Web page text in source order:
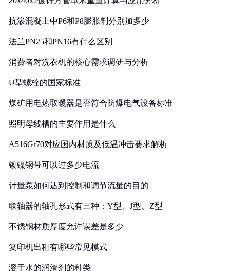
抗渗混凝土中P6和P8膨胀剂分别加多少
法兰PN25和PN16有什么区别
消费者对洗衣机的核心需求调研与分析
U型螺栓的国家标准
煤矿用电热取暖器是否符合防爆电气设备标准
照明母线槽的主要作用是什么
A516Gr70对应国内材质及低温冲击要求解析
镀镍钢带可以过多少电流
计量泵如何达到控制和调节流量的目的
联轴器的轴孔形式有三种：Y型、J型、Z型
不锈钢材质厚度允许误差是多少
复印机出租有哪些常见模式
溶于水的润滑剂的种类